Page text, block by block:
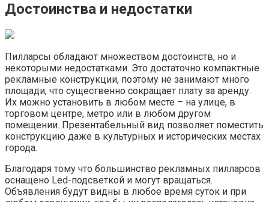
Достоинства и недостатки
Пилларсы обладают множеством достоинств, но и
некоторыми недостатками. Это достаточно компактные
рекламные конструкции, поэтому не занимают много
площади, что существенно сокращает плату за аренду.
Их можно установить в любом месте – на улице, в
торговом центре, метро или в любом другом
помещении. Презентабельный вид позволяет поместить
конструкцию даже в культурных и исторических местах
города.
Благодаря тому что большинство рекламных пилларсов
оснащено Led-подсветкой и могут вращаться.
Объявления будут видны в любое время суток и при